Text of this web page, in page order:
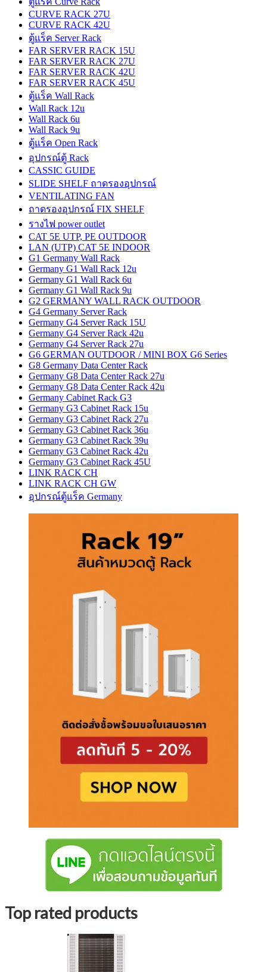
CURVE RACK 27U
CURVE RACK 42U
ตู้แร็ค Server Rack
FAR SERVER RACK 15U
FAR SERVER RACK 27U
FAR SERVER RACK 42U
FAR SERVER RACK 45U
ตู้แร็ค Wall Rack
Wall Rack 12u
Wall Rack 6u
Wall Rack 9u
ตู้แร็ค Open Rack
อุปกรณ์ตู้ Rack
CASSIC GUIDE
SLIDE SHELF ถาดรองอุปกรณ์
VENTILATING FAN
ถาดรองอุปกรณ์ FIX SHELF
รางไฟ power outlet
CAT 5E UTP, PE OUTDOOR
LAN (UTP) CAT 5E INDOOR
G1 Germany Wall Rack
Germany G1 Wall Rack 12u
Germany G1 Wall Rack 6u
Germany G1 Wall Rack 9u
G2 GERMANY WALL RACK OUTDOOR
G4 Germany Server Rack
Germany G4 Server Rack 15U
Germany G4 Server Rack 42u
Germany G4 Server Rack 27u
G6 GERMAN OUTDOOR / MINI BOX G6 Series
G8 Germany Data Center Rack
Germany G8 Data Center Rack 27u
Germany G8 Data Center Rack 42u
Germany Cabinet Rack G3
Germany G3 Cabinet Rack 15u
Germany G3 Cabinet Rack 27u
Germany G3 Cabinet Rack 36u
Germany G3 Cabinet Rack 39u
Germany G3 Cabinet Rack 42u
Germany G3 Cabinet Rack 45U
LINK RACK CH
LINK RACK CH GW
อุปกรณ์ตู้แร็ค Germany
Top rated products